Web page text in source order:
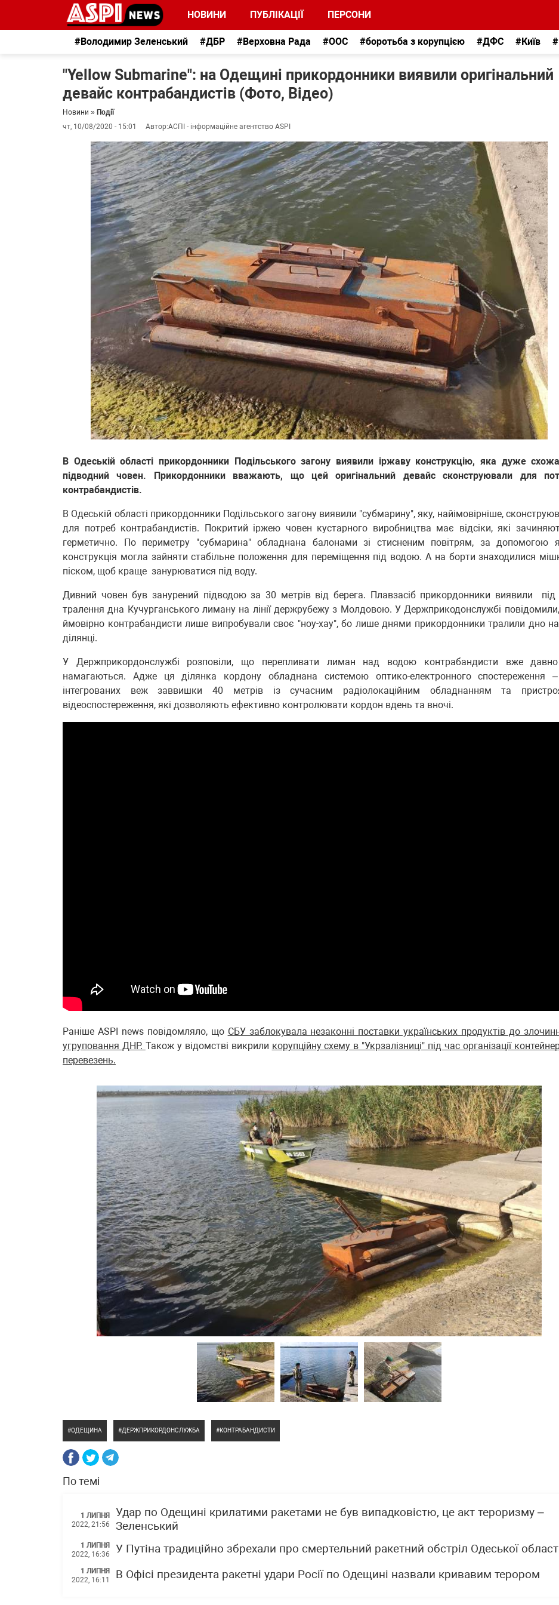
НОВИНИ ПУБЛІКАЦІЇ ПЕРСОНИ
#Володимир Зеленський #ДБР #Верховна Рада #ООС #боротьба з корупцією #ДФС #Київ
"Yellow Submarine": на Одещині прикордонники виявили оригінальний
девайс контрабандистів (Фото, Відео)
Новини » Події
чт, 10/08/2020 - 15:01
Автор:АСПІ - інформаційне агентство ASPI
В Одеській області прикордонники Подільського загону виявили іржаву конструкцію, яка дуже
підводний човен. Прикордонники вважають, що цей оригінальний девайс сконструювали для
контрабандистів.
В Одеській області прикордонники Подільського загону виявили "субмарину", яку, найімовірніше,
для потреб контрабандистів. Покритий іржею човен кустарного виробництва має відсіки, які
герметично. По периметру "субмарина" обладнана балонами зі стисненим повітрям, за допомогою
конструкція могла зайняти стабільне положення для переміщення під водою. А на борти знаходилися
піском, щоб краще занурюватися під воду.
Дивний човен був занурений підводою за 30 метрів від берега. Плавзасіб прикордонники виявили під
тралення дна Кучурганського лиману на лінії держрубежу з Молдовою. У Держприкодонслужбі
ймовірно контрабандисти лише випробували своє "ноу-хау", бо лише днями прикордонники тралили дно на
ділянці.
У Держприкордонслужбі розповіли, що перепливати лиман над водою контрабандисти вже
намагаються. Адже ця ділянка кордону обладнана системою оптико-електронного спостереження
інтегрованих веж заввишки 40 метрів із сучасним радіолокаційним обладнанням та
відеоспостереження, які дозволяють ефективно контролювати кордон вдень та вночі.
Раніше ASPI news повідомляло, що СБУ заблокувала незаконні поставки українських продуктів до
угруповання ДНР. Також у відомстві викрили корупційну схему в "Укрзалізниці" під час організації
перевезень.
ОДЕЩИНА ДЕРЖПРИКОРДОНСЛУЖБА КОНТРАБАНДИСТИ
По темі
1 ЛИПНЯ
2022, 21:56
Удар по Одещині крилатими ракетами не був випадковістю, це акт тероризму –
Зеленський
1 ЛИПНЯ
2022, 16:36
У Путіна традиційно збрехали про смертельний ракетний обстріл Одеської
1 ЛИПНЯ
2022, 16:11
В Офісі президента ракетні удари Росії по Одещині назвали кривавим терором